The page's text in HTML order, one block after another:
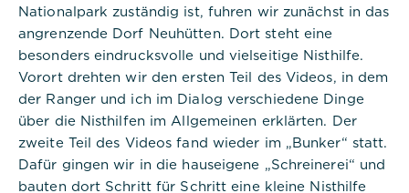
Nationalpark zuständig ist, fuhren wir zunächst in das
angrenzende Dorf Neuhütten. Dort steht eine
besonders eindrucksvolle und vielseitige Nisthilfe.
Vorort drehten wir den ersten Teil des Videos, in dem
der Ranger und ich im Dialog verschiedene Dinge
über die Nisthilfen im Allgemeinen erklärten. Der
zweite Teil des Videos fand wieder im „Bunker“ statt.
Dafür gingen wir in die hauseigene „Schreinerei“ und
bauten dort Schritt für Schritt eine kleine Nisthilfe